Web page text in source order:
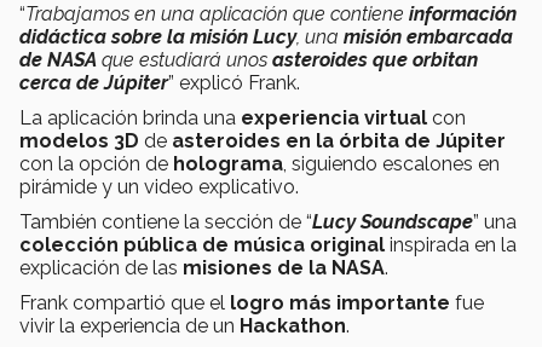
“Trabajamos en una aplicación que contiene información
didáctica sobre la misión Lucy, una misión embarcada
de NASA que estudiará unos asteroides que orbitan
cerca de Júpiter” explicó Frank.
La aplicación brinda una experiencia virtual con
modelos 3D de asteroides en la órbita de Júpiter
con la opción de holograma, siguiendo escalones en
pirámide y un video explicativo.
También contiene la sección de “Lucy Soundscape” una
colección pública de música original inspirada en la
explicación de las misiones de la NASA.
Frank compartió que el logro más importante fue
vivir la experiencia de un Hackathon.